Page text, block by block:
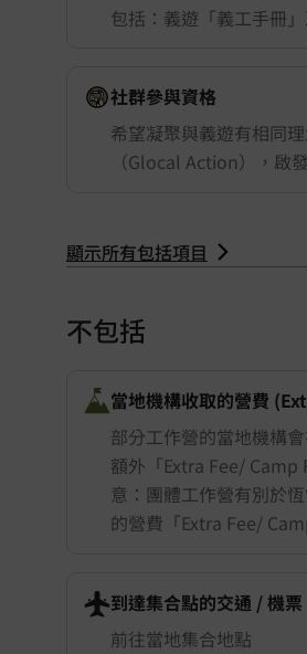
包括：義遊「義工手冊
社群參與資格
希望凝聚與義遊有相同
（Glocal Action），啟
顯示所有包括項目
不包括
當地機構收取的營費
部分工作營的當地機構
額外「Extra Fee/ Camp
意：團體工作營有別於
的營費「Extra Fee/
到達集合點的交通 ​/ 機票
前往當地集合地點